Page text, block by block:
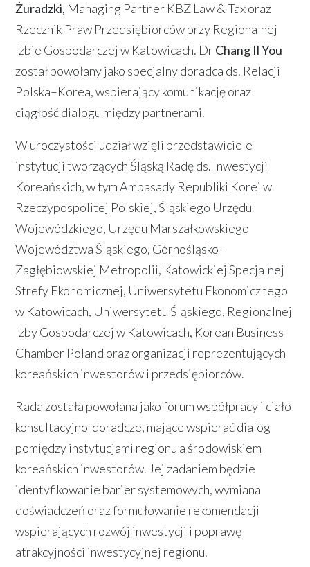
Żuradzki, Managing Partner KBZ Law & Tax oraz
Rzecznik Praw Przedsiębiorców przy Regionalnej
Izbie Gospodarczej w Katowicach. DrChang Il You
został powołany jako specjalny doradca ds. Relacji
Polska–Korea, wspierający komunikację oraz
ciągłość dialogu między partnerami.
W uroczystości udział wzięli przedstawiciele
instytucji tworzących Śląską Radę ds. Inwestycji
Koreańskich, w tym Ambasady Republiki Korei w
Rzeczypospolitej Polskiej, Śląskiego Urzędu
Wojewódzkiego, Urzędu Marszałkowskiego
Województwa Śląskiego, Górnośląsko-
Zagłębiowskiej Metropolii, Katowickiej Specjalnej
Strefy Ekonomicznej, Uniwersytetu Ekonomicznego
w Katowicach, Uniwersytetu Śląskiego, Regionalnej
Izby Gospodarczej w Katowicach, Korean Business
Chamber Poland oraz organizacji reprezentujących
koreańskich inwestorów i przedsiębiorców.
Rada została powołana jako forum współpracy i ciało
konsultacyjno-doradcze, mające wspierać dialog
pomiędzy instytucjami regionu a środowiskiem
koreańskich inwestorów. Jej zadaniem będzie
identyfikowanie barier systemowych, wymiana
doświadczeń oraz formułowanie rekomendacji
wspierających rozwój inwestycji i poprawę
atrakcyjności inwestycyjnej regionu.